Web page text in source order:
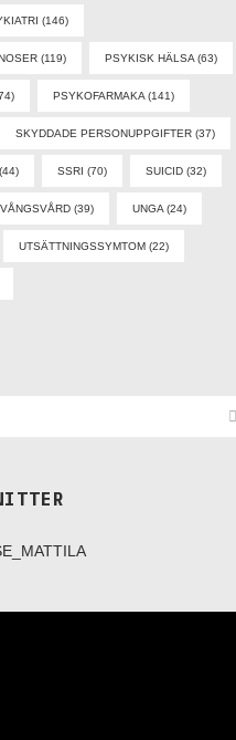
(146)
(119) PSYKISK HÄLSA (63)
PSYKOFARMAKA (141)
SKYDDADE PERSONUPPGIFTER (37)
(44) SSRI (70) SUICID (32)
(39) UNGA (24)
UTSÄTTNINGSSYMTOM (22)